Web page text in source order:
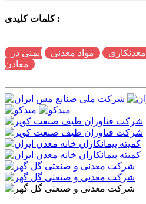
کلمات کلیدی :
معدنکاری مواد معدنی
ایمنی در
معادن